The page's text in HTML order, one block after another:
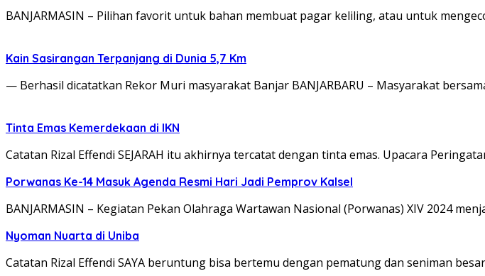
BANJARMASIN – Pilihan favorit untuk bahan membuat pagar keliling, atau untuk
Kain Sasirangan Terpanjang di Dunia 5,7 Km
— Berhasil dicatatkan Rekor Muri masyarakat Banjar BANJARBARU – Masyarakat
Tinta Emas Kemerdekaan di IKN
Catatan Rizal Effendi SEJARAH itu akhirnya tercatat dengan tinta emas. Upacara
Porwanas Ke-14 Masuk Agenda Resmi Hari Jadi Pemprov Kalsel
BANJARMASIN – Kegiatan Pekan Olahraga Wartawan Nasional (Porwanas) XIV 2024
Nyoman Nuarta di Uniba
Catatan Rizal Effendi SAYA beruntung bisa bertemu dengan pematung dan seniman